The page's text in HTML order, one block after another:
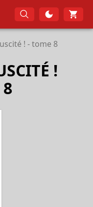
! - tome 8
!